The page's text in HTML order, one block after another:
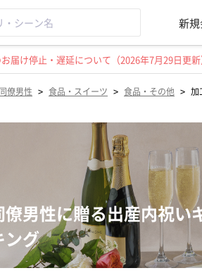
新
け停止・遅延について（2026年7月29日更新
僚男性 > 食品・スイーツ > 食品・その他 > 加
僚男性に贈る出産内祝い
ング